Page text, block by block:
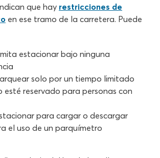
que hay restricciones de
en ese tramo de la carretera. Puede
estacionar bajo ninguna
solo por un tiempo limitado
esté reservado para personas con
para cargar o descargar
el uso de un parquímetro